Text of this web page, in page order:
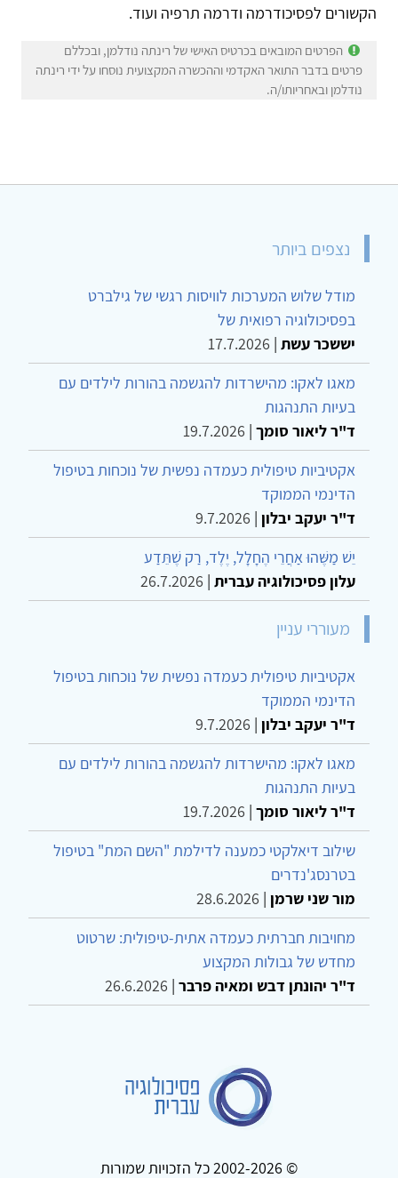
הקשורים לפסיכודרמה ודרמה תרפיה ועוד.
הפרטים המובאים בכרטיס האישי של רינתה נודלמן, ובכללם
פרטים בדבר התואר האקדמי וההכשרה המקצועית נוסחו על ידי רינתה
נודלמן ובאחריותו/ה.
נצפים ביותר
מודל שלוש המערכות לוויסות רגשי של גילברט
בפסיכולוגיה רפואית של
יששכר עשת |
17.7.2026
מאגו לאקו: מהישרדות להגשמה בהורות לילדים עם
בעיות התנהגות
ד"ר ליאור סומך |
19.7.2026
אקטיביות טיפולית כעמדה נפשית של נוכחות בטיפול
הדינמי הממוקד
ד"ר יעקב יבלון |
9.7.2026
יֵשׁ מַשֶּׁהוּ אַחֲרֵי הֶחָלָל, יֶלֶד, רַק שֶׁתֵּדַע
עלון פסיכולוגיה עברית |
26.7.2026
מעוררי עניין
אקטיביות טיפולית כעמדה נפשית של נוכחות בטיפול
הדינמי הממוקד
ד"ר יעקב יבלון |
9.7.2026
מאגו לאקו: מהישרדות להגשמה בהורות לילדים עם
בעיות התנהגות
ד"ר ליאור סומך |
19.7.2026
שילוב דיאלקטי כמענה לדילמת "השם המת" בטיפול
בטרנסג'נדרים
מור שני שרמן |
28.6.2026
מחויבות חברתית כעמדה אתית-טיפולית: שרטוט
מחדש של גבולות המקצוע
ד"ר יהונתן דבש ומאיה פרבר |
26.6.2026
© 2002-2026 כל הזכויות שמורות